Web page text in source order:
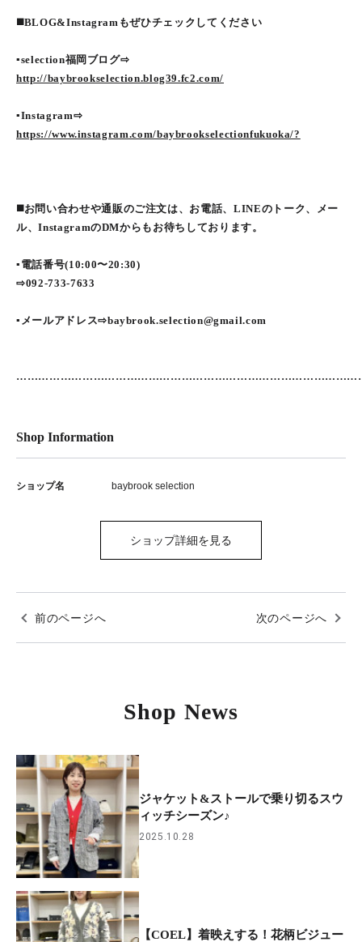
◼️BLOG&Instagramもぜひチェックしてください
▪selection福岡ブログ⇨
http://baybrookselection.blog39.fc2.com/
▪Instagram⇨
https://www.instagram.com/baybrookselectionfukuoka/?
◼️お問い合わせや通販のご注文は、お電話、LINEのトーク、メー
ル、InstagramのDMからもお待ちしております。
▪️電話番号(10:00〜20:30)
⇨092-733-7633
▪メールアドレス⇨baybrook.selection@gmail.com
Shop Information
ショップ名 baybrook selection
ショップ詳細を見る
前のページへ 次のページへ
Shop News
ジャケット&ストールで乗り切るスウ
ィッチシーズン♪
2025.10.28
【COEL】着映えする！花柄ビジュー